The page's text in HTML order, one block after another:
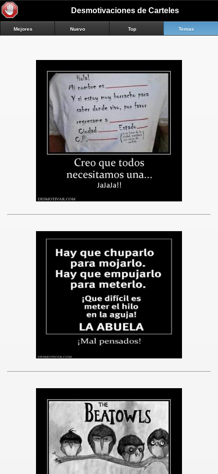
Desmotivaciones de Carteles
Mejores Nuevo Top Temas